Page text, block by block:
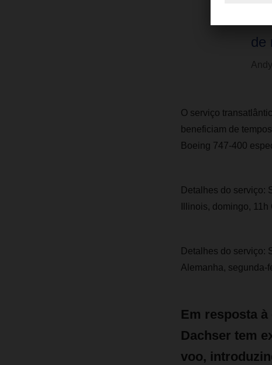
de
O serviço
beneficiam de
Boeing 747-400
Detalhes do serviço:
Illinois, domingo, 11h
Detalhes do serviço:
Alemanha, segunda-
Em resposta
Dachser tem
voo,